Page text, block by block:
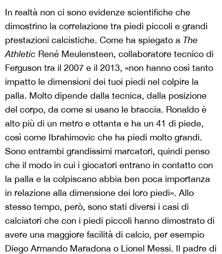
In realtà non ci sono evidenze scientifiche che
dimostrino la correlazione tra piedi piccoli e grandi
prestazioni calcistiche. Come ha spiegato a The
Athletic René Meulensteen, collaboratore tecnico di
Ferguson tra il 2007 e il 2013, «non hanno così tanto
impatto le dimensioni dei tuoi piedi nel colpire la
palla. Molto dipende dalla tecnica, dalla posizione
del corpo, da come si usano le braccia. Ronaldo è
alto più di un metro e ottanta e ha un 41 di piede,
così come Ibrahimovic che ha piedi molto grandi.
Sono entrambi grandissimi marcatori, quindi penso
che il modo in cui i giocatori entrano in contatto con
la palla e la colpiscano abbia ben poca importanza
in relazione alla dimensione dei loro piedi». Allo
stesso tempo, però, sono stati diversi i casi di
calciatori che con i piedi piccoli hanno dimostrato di
avere una maggiore facilità di calcio, per esempio
Diego Armando Maradona o Lionel Messi. Il padre di